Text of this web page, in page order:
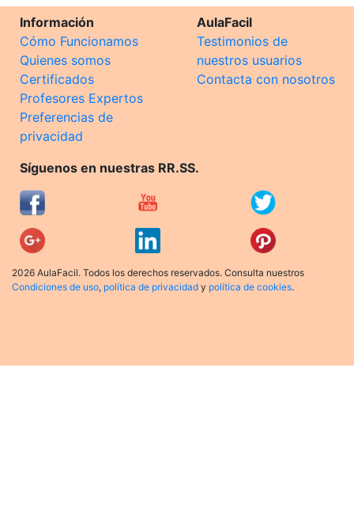
Información
Cómo Funcionamos
Quienes somos
Certificados
Profesores Expertos
Preferencias de
privacidad
AulaFacil
Testimonios de
nuestros usuarios
Contacta con nosotros
Síguenos en nuestras RR.SS.
2026 AulaFacil. Todos los derechos reservados. Consulta nuestros
Condiciones de uso, política de privacidad y política de cookies.